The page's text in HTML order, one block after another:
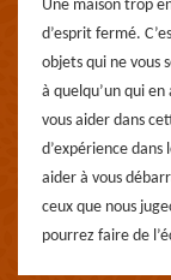
Une maison trop
d’esprit fermé.
objets qui ne vous
à quelqu’un qui
vous aider dans
d’expérience
aider à vous
ceux que nous
pourrez faire de